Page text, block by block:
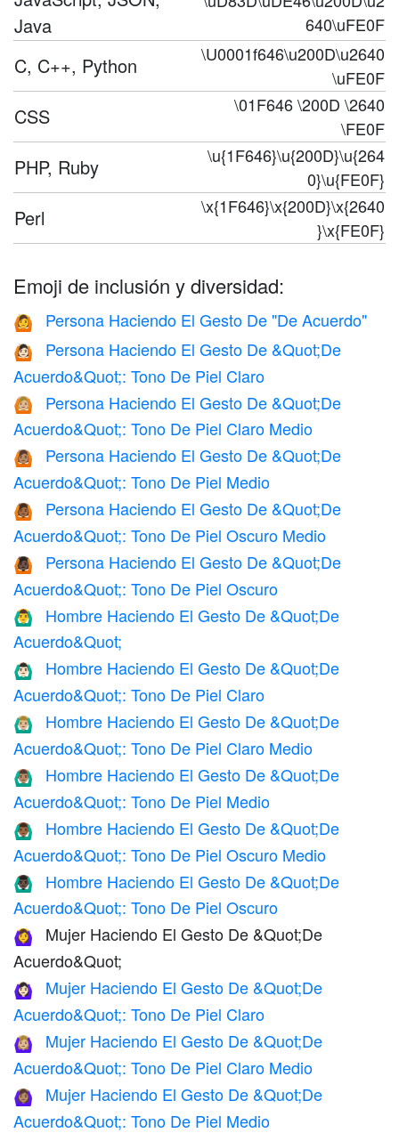
Java
640\uFE0F
C, C++, Python
\U0001f646\u200D\u2640
\uFE0F
CSS
\01F646 \200D \2640
\FE0F
PHP, Ruby
\u{1F646}\u{200D}\u{264
0}\u{FE0F}
Perl
\x{1F646}\x{200D}\x{2640
}\x{FE0F}
Emoji de inclusión y diversidad:
🙆 Persona Haciendo El Gesto De "De Acuerdo"
🙆🏻
Persona Haciendo El Gesto De &Quot;De
Acuerdo&Quot;: Tono De Piel Claro
🙆🏼
Persona Haciendo El Gesto De &Quot;De
Acuerdo&Quot;: Tono De Piel Claro Medio
🙆🏽
Persona Haciendo El Gesto De &Quot;De
Acuerdo&Quot;: Tono De Piel Medio
🙆🏾
Persona Haciendo El Gesto De &Quot;De
Acuerdo&Quot;: Tono De Piel Oscuro Medio
🙆🏿
Persona Haciendo El Gesto De &Quot;De
Acuerdo&Quot;: Tono De Piel Oscuro
🙆‍♂️
Hombre Haciendo El Gesto De &Quot;De
Acuerdo&Quot;
🙆🏻‍♂️
Hombre Haciendo El Gesto De &Quot;De
Acuerdo&Quot;: Tono De Piel Claro
🙆🏼‍♂️
Hombre Haciendo El Gesto De &Quot;De
Acuerdo&Quot;: Tono De Piel Claro Medio
🙆🏽‍♂️
Hombre Haciendo El Gesto De &Quot;De
Acuerdo&Quot;: Tono De Piel Medio
🙆🏾‍♂️
Hombre Haciendo El Gesto De &Quot;De
Acuerdo&Quot;: Tono De Piel Oscuro Medio
🙆🏿‍♂️
Hombre Haciendo El Gesto De &Quot;De
Acuerdo&Quot;: Tono De Piel Oscuro
🙆‍♀️
Mujer Haciendo El Gesto De &Quot;De
Acuerdo&Quot;
🙆🏻‍♀️
Mujer Haciendo El Gesto De &Quot;De
Acuerdo&Quot;: Tono De Piel Claro
🙆🏼‍♀️
Mujer Haciendo El Gesto De &Quot;De
Acuerdo&Quot;: Tono De Piel Claro Medio
🙆🏽‍♀️
Mujer Haciendo El Gesto De &Quot;De
Acuerdo&Quot;: Tono De Piel Medio